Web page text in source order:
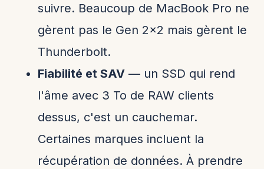
suivre. Beaucoup de MacBook Pro ne
gèrent pas le Gen 2x2 mais gèrent le
Thunderbolt.
Fiabilité et SAV — un SSD qui rend
l'âme avec 3 To de RAW clients
dessus, c'est un cauchemar.
Certaines marques incluent la
récupération de données. À prendre